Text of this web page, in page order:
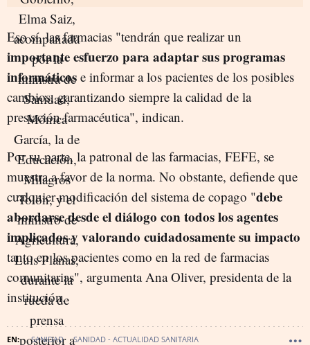
Eso sí, las farmacias "tendrán que realizar un
importante esfuerzo para adaptar sus programas
informáticos e informar a los pacientes de los posibles
cambios, garantizando siempre la calidad de la
prestación farmacéutica", indican.
Por su parte, la patronal de las farmacias, FEFE, se
muestra a favor de la norma. No obstante, defiende que
cualquier modificación del sistema de copago "debe
abordarse desde el diálogo con todos los agentes
implicados y valorando cuidadosamente su impacto
tanto en los pacientes como en la red de farmacias
comunitarias", argumenta Ana Oliver, presidenta de la
institución.
SANIDAD SANIDAD - ACTUALIDAD SANITARIA